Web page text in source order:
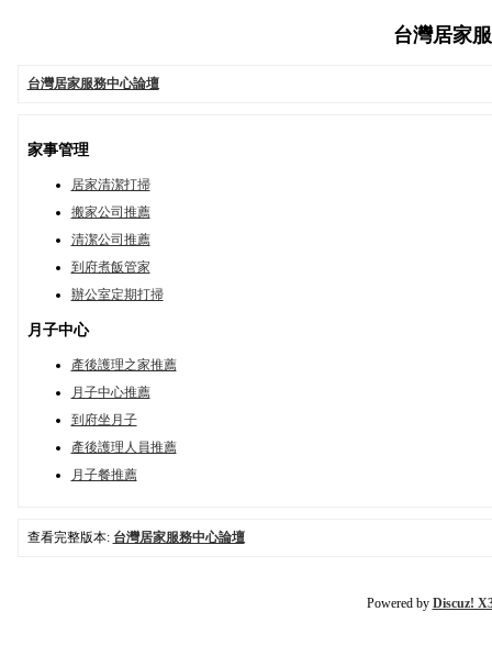
台灣居家
台灣居家服務中心論壇
家事管理
居家清潔打掃
搬家公司推薦
清潔公司推薦
到府煮飯管家
辦公室定期打掃
月子中心
產後護理之家推薦
月子中心推薦
到府坐月子
產後護理人員推薦
月子餐推薦
查看完整版本: 台灣居家服務中心論壇
Powered by Discuz!